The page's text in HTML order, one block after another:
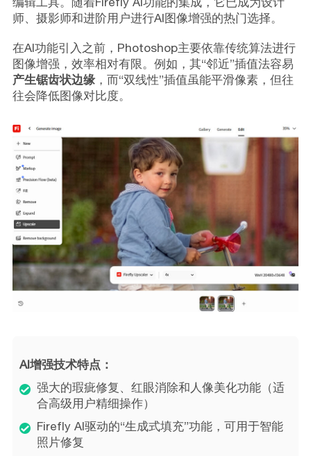
师、摄影师和进阶用户进行AI图像增强的热门选择。
在AI功能引入之前，Photoshop主要依靠传统算法进行
图像增强，效率相对有限。例如，其“邻近”插值法容易
产生锯齿状边缘，而“双线性”插值虽能平滑像素，但往
往会降低图像对比度。
AI增强技术特点：
强大的瑕疵修复、红眼消除和人像美化功能（适
合高级用户精细操作）
Firefly AI驱动的“生成式填充”功能，可用于智能
照片修复